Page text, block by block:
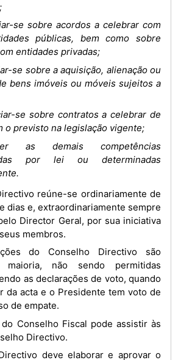
se sobre acordos a celebrar com
públicas, bem como sobre
entidades privadas;
se sobre a aquisição, alienação ou
bens imóveis ou móveis sujeitos a
se sobre contratos a celebrar de
o previsto na legislação vigente;
as demais competências
por lei ou determinadas
dias e, extraordinariamente sempre
Director Geral, por sua iniciativa
membros.
maioria, não sendo permitidas
as declarações de voto, quando
da acta e o Presidente tem voto de
de empate.
Directivo.